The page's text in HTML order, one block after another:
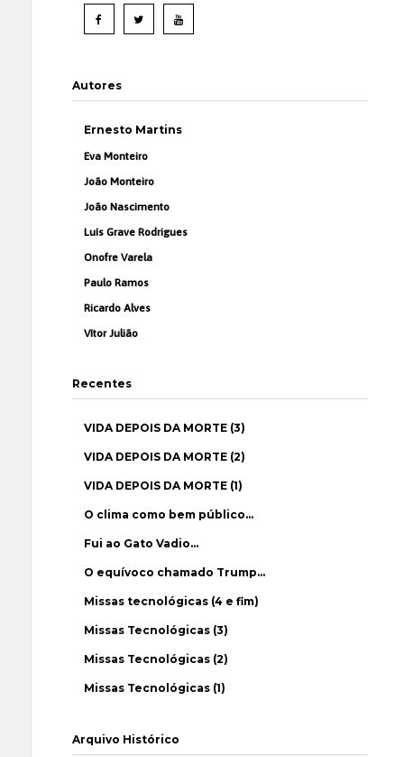
Autores
Ernesto Martins
Eva Monteiro
João Monteiro
João Nascimento
Luís Grave Rodrigues
Onofre Varela
Paulo Ramos
Ricardo Alves
Vítor Julião
Recentes
VIDA DEPOIS DA MORTE (3)
VIDA DEPOIS DA MORTE (2)
VIDA DEPOIS DA MORTE (1)
O clima como bem público…
Fui ao Gato Vadio…
O equívoco chamado Trump…
Missas tecnológicas (4 e fim)
Missas Tecnológicas (3)
Missas Tecnológicas (2)
Missas Tecnológicas (1)
Arquivo Histórico